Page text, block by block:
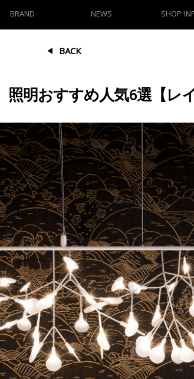
BRAND NEWS SHOP
BACK
明おすすめ人気6選【レ